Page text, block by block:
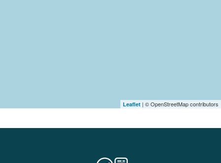
Leaflet | © OpenStreetMap contributors